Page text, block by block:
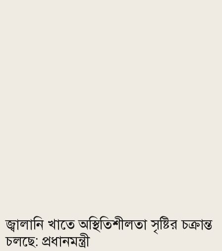
জ্বালানি খাতে অস্থিতিশীলতা সৃষ্টির চক্রান্ত
চলছে: প্রধানমন্ত্রী